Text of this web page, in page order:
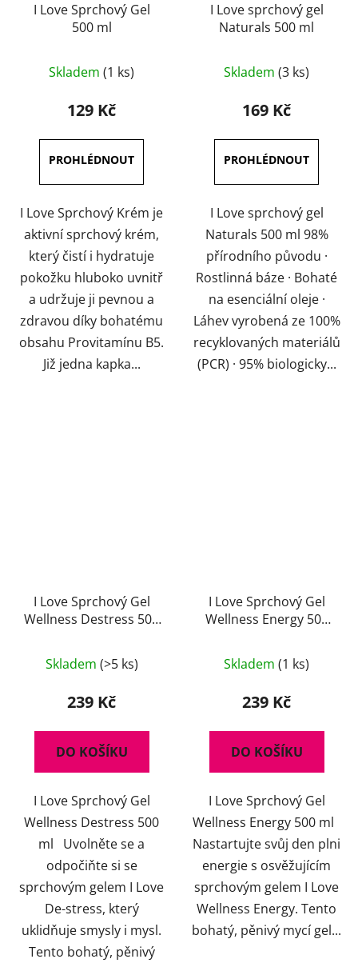
I Love Sprchový Gel
500 ml
Skladem (1 ks)
129 Kč
I Love Sprchový Krém je
aktivní sprchový krém,
který čistí i hydratuje
pokožku hluboko uvnitř
a udržuje ji pevnou a
zdravou díky bohatému
obsahu Provitamínu B5.
Již jedna kapka...
I Love sprchový gel
Naturals 500 ml
Skladem (3 ks)
169 Kč
I Love sprchový gel
Naturals 500 ml 98%
přírodního původu ·
Rostlinná báze · Bohaté
na esenciální oleje ·
Láhev vyrobená ze 100%
recyklovaných materiálů
(PCR) · 95% biologicky...
I Love Sprchový Gel
Wellness Destress 500
hodnocení
produktu
5,0
z
hvězdiček.
Skladem (>5 ks)
239 Kč
DO KOŠÍKU
I Love Sprchový Gel
Wellness Destress 500
ml Uvolněte se a
odpočiňte si se
sprchovým gelem I Love
De-stress, který
uklidňuje smysly i mysl.
Tento bohatý, pěnivý
I Love Sprchový Gel
Wellness Energy 500
Skladem (1 ks)
239 Kč
DO KOŠÍKU
I Love Sprchový Gel
Wellness Energy 500 ml
Nastartujte svůj den plni
energie s osvěžujícím
sprchovým gelem I Love
Wellness Energy. Tento
bohatý, pěnivý mycí gel...